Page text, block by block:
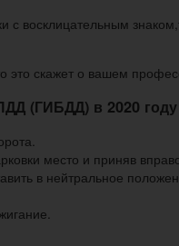
восклицательным
это скажет о вашем
(ГИБДД) в 2020 году
место и приняв
в нейтральное